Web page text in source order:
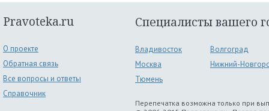
Pravoteka.ru
О проекте
Обратная связь
Все вопросы и ответы
Справочник
Специалисты вашего
Владивосток
Волгоград
Москва
Нижний-
Тюмень
Перепечатка возможна только при